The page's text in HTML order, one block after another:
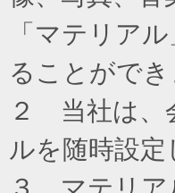
「マテリア
ることができ
２ 当社は、
ルを随時設